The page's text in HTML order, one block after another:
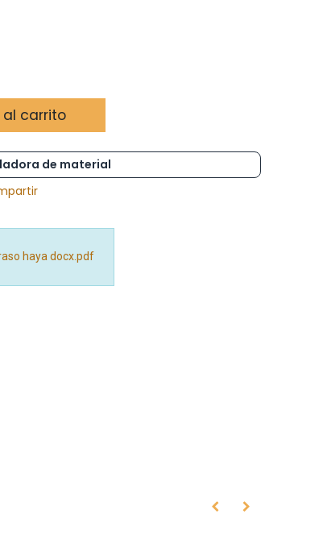
carrito
de material
haya docx.pdf